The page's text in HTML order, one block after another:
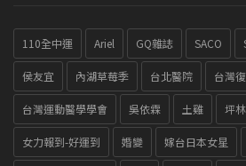
110全中運 Ariel GQ雜誌 SACO
侯友宜 內湖草莓季 台北醫院 台灣
台灣運動醫學學會 吳依霖 土雞 坪林
女力報到-好運到 婚變 嫁台日本女星